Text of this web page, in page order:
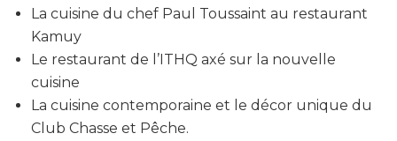
La cuisine du chef Paul Toussaint au restaurant
Kamuy
Le restaurant de l’ITHQ axé sur la nouvelle
cuisine
La cuisine contemporaine et le décor unique du
Club Chasse et Pêche.